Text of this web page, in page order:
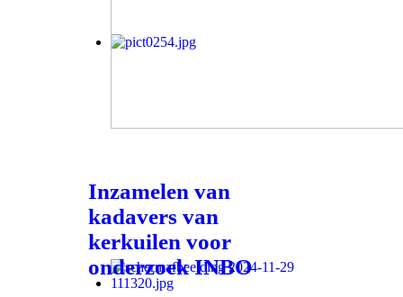
Inzamelen van
kadavers van
kerkuilen voor
onderzoek INBO